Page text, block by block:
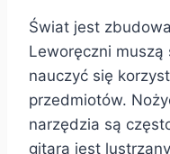
Świat jest
Leworęczni
nauczyć się
przedmiotów.
narzędzia są
gitara jest